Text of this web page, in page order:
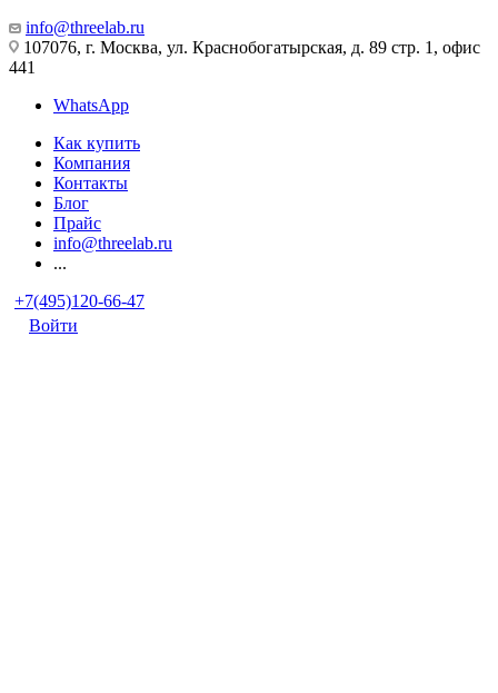
info@threelab.ru
107076, г. Москва, ул. Краснобогатырская, д. 89 стр. 1, офис
441
WhatsApp
Как купить
Компания
Контакты
Блог
Прайс
info@threelab.ru
...
+7(495)120-66-47
Войти